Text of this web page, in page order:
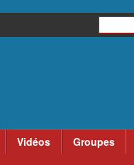
Vidéos
Groupes